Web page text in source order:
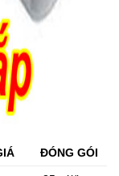
ĐÓNG GÓI